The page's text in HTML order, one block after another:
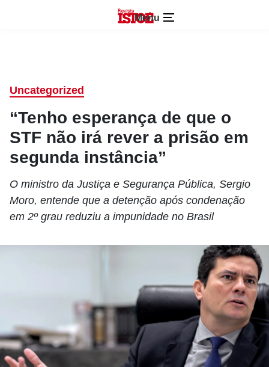
Menu
Uncategorized
“Tenho esperança de que o
STF não irá rever a prisão em
segunda instância”
O ministro da Justiça e Segurança Pública, Sergio
Moro, entende que a detenção após condenação
em 2º grau reduziu a impunidade no Brasil